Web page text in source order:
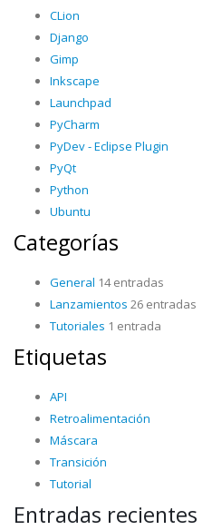
CLion
Django
Gimp
Inkscape
Launchpad
PyCharm
PyDev - Eclipse Plugin
PyQt
Python
Ubuntu
Categorías
General 14 entradas
Lanzamientos 26 entradas
Tutoriales 1 entrada
Etiquetas
API
Retroalimentación
Máscara
Transición
Tutorial
Entradas recientes